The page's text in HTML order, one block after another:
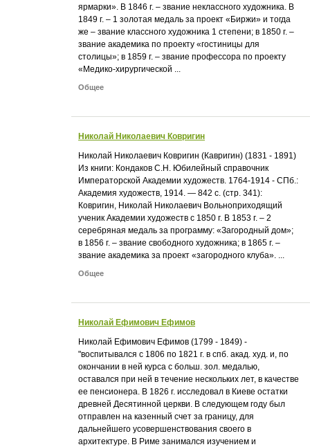
ярмарки». В 1846 г. – звание неклассного художника. В
1849 г. – 1 золотая медаль за проект «Биржи» и тогда
же – звание классного художника 1 степени; в 1850 г. –
звание академика по проекту «гостиницы для
столицы»; в 1859 г. – звание профессора по проекту
«Медико-хирургической ...
Общее
Николай Hиколаевич Ковригин
Николай Hиколаевич Ковригин (Кавригин) (1831 - 1891)
Из книги: Кондаков С.Н. Юбилейный справочник
Императорской Академии художеств. 1764-1914 - СПб.:
Академия художеств, 1914. — 842 с. (стр. 341):
Ковригин, Николай Николаевич Вольноприходящий
ученик Академии художеств с 1850 г. В 1853 г. – 2
серебряная медаль за программу: «Загородный дом»;
в 1856 г. – звание свободного художника; в 1865 г. –
звание академика за проект «загородного клуба». ...
Общее
Николай Ефимович Ефимов
Николай Ефимович Ефимов (1799 - 1849) -
"воспитывался с 1806 по 1821 г. в спб. акад. худ. и, по
окончании в ней курса с больш. зол. медалью,
оставался при ней в течение нескольких лет, в качестве
ее пенсионера. В 1826 г. исследовал в Киеве остатки
древней Десятинной церкви. В следующем году был
отправлен на казенный счет за границу, для
дальнейшего усовершенствования своего в
архитектуре. В Риме занимался изучением и